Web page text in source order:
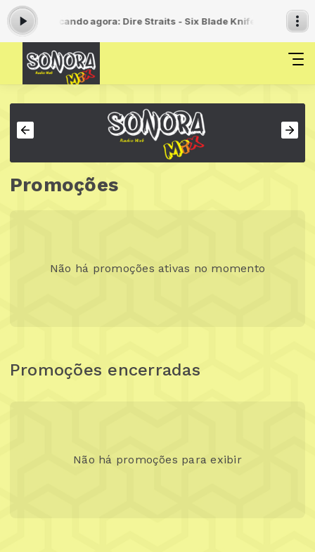
11:59 - Tocando agora: Dire Straits - Six Blade KnifeManhã Com A
Promoções
Não há promoções ativas no momento
Promoções encerradas
Não há promoções para exibir